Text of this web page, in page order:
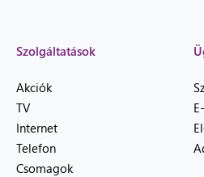
Szolgáltatások
Akciók
TV
Internet
Telefon
Csomagok